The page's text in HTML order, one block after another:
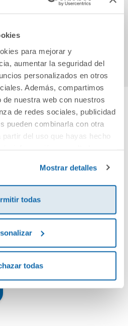
para mejorar y
aumentar la seguridad del
personalizados en otros
Además, compartimos
nuestra web con nuestros
de redes sociales, publicidad
pueden combinarla con otra
del uso que hayas hecho
Mostrar detalles
todas
todas
Comprar
tu opinión
iniciar sesión para poder valorarlo